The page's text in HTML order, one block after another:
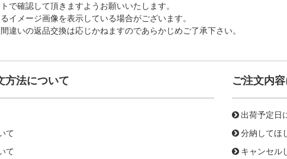
で確認して頂きますようお願いいたします。
イメージ画像を表示している場合がございます。
違いの返品交換は応じかねますのであらかじめご了承下さい。
方法について
て
て
ご注文内
出荷予定日
分納してほ
キャンセル